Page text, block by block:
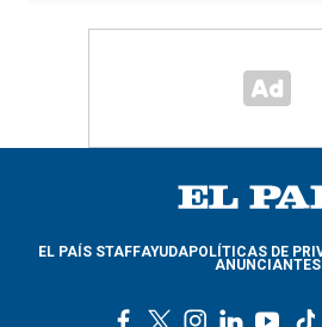
EL PAÍS STAFFAYUDAPOLÍTICAS DE
ANUNCIANTES
l y t